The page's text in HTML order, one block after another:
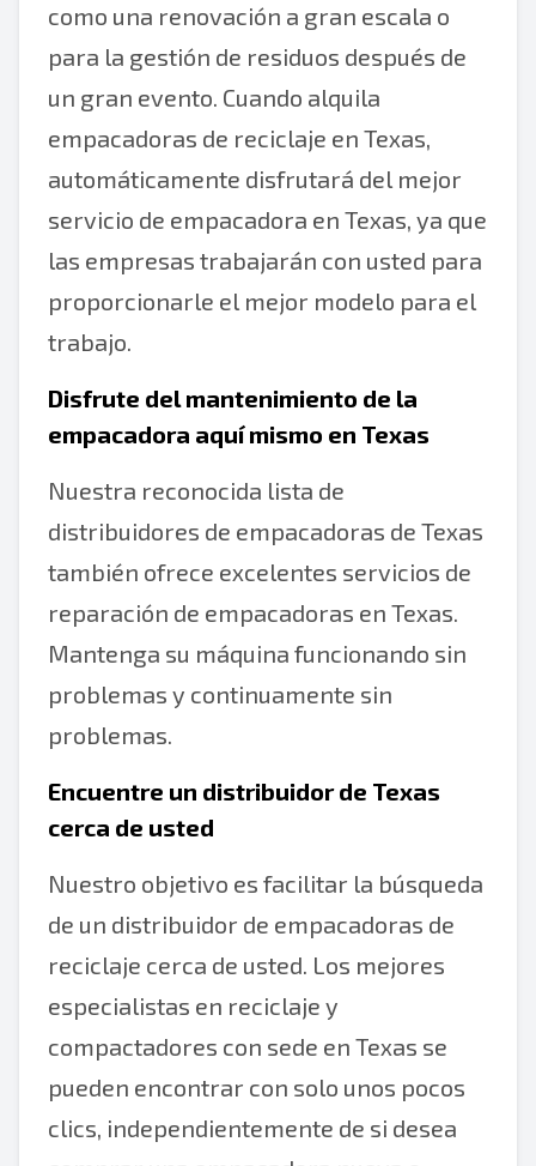
como una renovación a gran escala o
para la gestión de residuos después de
un gran evento. Cuando alquila
empacadoras de reciclaje en Texas,
automáticamente disfrutará del mejor
servicio de empacadora en Texas, ya que
las empresas trabajarán con usted para
proporcionarle el mejor modelo para el
trabajo.
Disfrute del mantenimiento de la
empacadora aquí mismo en Texas
Nuestra reconocida lista de
distribuidores de empacadoras de Texas
también ofrece excelentes servicios de
reparación de empacadoras en Texas.
Mantenga su máquina funcionando sin
problemas y continuamente sin
problemas.
Encuentre un distribuidor de Texas
cerca de usted
Nuestro objetivo es facilitar la búsqueda
de un distribuidor de empacadoras de
reciclaje cerca de usted. Los mejores
especialistas en reciclaje y
compactadores con sede en Texas se
pueden encontrar con solo unos pocos
clics, independientemente de si desea